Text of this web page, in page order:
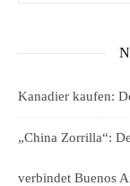
Kanadier kaufen:
„China Zorrilla“:
verbindet Buenos